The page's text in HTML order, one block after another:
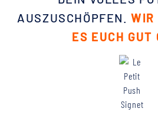
AUSZUSCHÖPFEN.WIR
ES EUCH GUT